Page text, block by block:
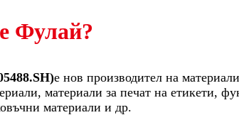
Фулай?
е нов производител на
материали за печат на етикети,
материали и др.